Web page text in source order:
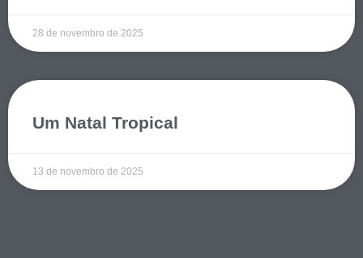
28 de novembro de 2025
Um Natal Tropical
13 de novembro de 2025